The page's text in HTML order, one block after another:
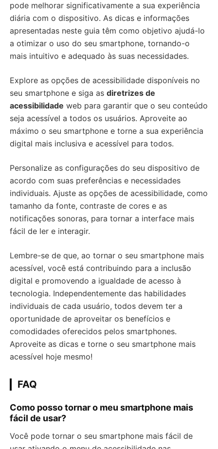
pode melhorar significativamente a sua experiência
diária com o dispositivo. As dicas e informações
apresentadas neste guia têm como objetivo ajudá-lo
a otimizar o uso do seu smartphone, tornando-o
mais intuitivo e adequado às suas necessidades.
Explore as opções de acessibilidade disponíveis no
seu smartphone e siga as diretrizes de
acessibilidade web para garantir que o seu conteúdo
seja acessível a todos os usuários. Aproveite ao
máximo o seu smartphone e torne a sua experiência
digital mais inclusiva e acessível para todos.
Personalize as configurações do seu dispositivo de
acordo com suas preferências e necessidades
individuais. Ajuste as opções de acessibilidade, como
tamanho da fonte, contraste de cores e as
notificações sonoras, para tornar a interface mais
fácil de ler e interagir.
Lembre-se de que, ao tornar o seu smartphone mais
acessível, você está contribuindo para a inclusão
digital e promovendo a igualdade de acesso à
tecnologia. Independentemente das habilidades
individuais de cada usuário, todos devem ter a
oportunidade de aproveitar os benefícios e
comodidades oferecidos pelos smartphones.
Aproveite as dicas e torne o seu smartphone mais
acessível hoje mesmo!
FAQ
Como posso tornar o meu smartphone mais
fácil de usar?
Você pode tornar o seu smartphone mais fácil de